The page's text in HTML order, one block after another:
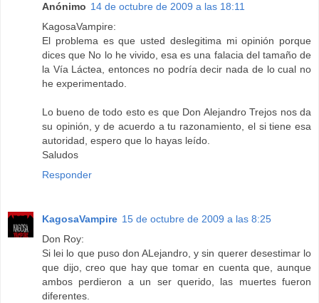
Anónimo 14 de octubre de 2009 a las 18:11
KagosaVampire:
El problema es que usted deslegitima mi opinión porque
dices que No lo he vivido, esa es una falacia del tamaño de
la Vía Láctea, entonces no podría decir nada de lo cual no
he experimentado.
Lo bueno de todo esto es que Don Alejandro Trejos nos da
su opinión, y de acuerdo a tu razonamiento, el si tiene esa
autoridad, espero que lo hayas leído.
Saludos
Responder
KagosaVampire 15 de octubre de 2009 a las 8:25
Don Roy:
Si lei lo que puso don ALejandro, y sin querer desestimar lo
que dijo, creo que hay que tomar en cuenta que, aunque
ambos perdieron a un ser querido, las muertes fueron
diferentes.